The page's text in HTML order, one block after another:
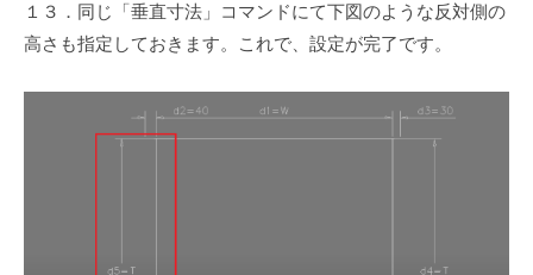
１３．同じ「垂直寸法」コマンドにて下図のような反対側の
高さも指定しておきます。これで、設定が完了です。